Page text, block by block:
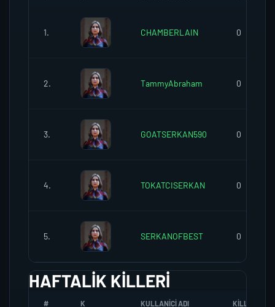
1. CHAMBERLAIN 0
2. TammyAbraham 0
3. GOATSERKAN590 0
4. TOKATCISERKAN 0
5. SERKANOFBEST 0
HAFTALIK KILLERI
# K KULLANICI ADI KILL